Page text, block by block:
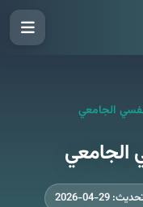
الجامعي
الجامعي
29-04-2026